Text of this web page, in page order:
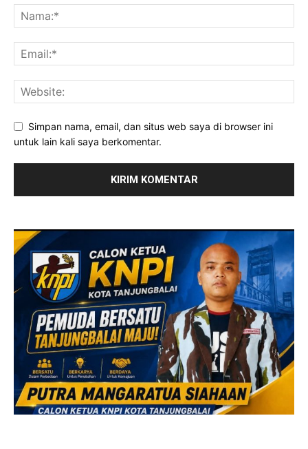
Simpan nama, email, dan situs web saya di browser ini
untuk lain kali saya berkomentar.